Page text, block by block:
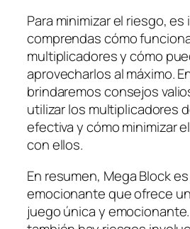
Para minimizar el riesgo,
comprendas cómo
multiplicadores y cómo
aprovecharlos al máximo.
brindaremos consejos
utilizar los multiplicadores
efectiva y cómo minimizar
con ellos.
En resumen, Mega Block
emocionante que ofrece
juego única y